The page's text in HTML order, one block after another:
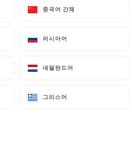
중국어 간체
러시아어
네덜란드어
그리스어
Del Sol
Rue Boileau
중국어 간체
러시아어
네덜란드어
그리스어